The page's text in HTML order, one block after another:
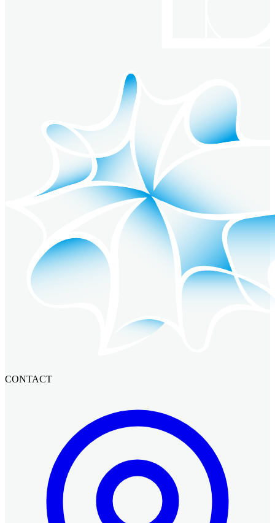
CONTACT